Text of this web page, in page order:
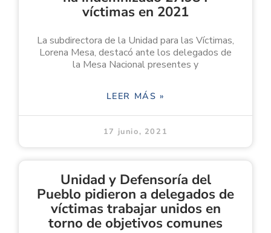
víctimas en 2021
La subdirectora de la Unidad para las Víctimas,
Lorena Mesa, destacó ante los delegados de
la Mesa Nacional presentes y
LEER MÁS »
17 junio, 2021
Unidad y Defensoría del
Pueblo pidieron a delegados de
víctimas trabajar unidos en
torno de objetivos comunes